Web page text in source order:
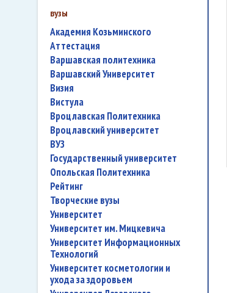
вузы
Академия Козьминского
аттестация
Варшавская политехника
Варшавский Университет
Визия
Вистула
Вроцлавская Политехника
Вроцлавский университет
ВУЗ
государственный университет
Опольская Политехника
рейтинг
творческие вузы
университет
Университет им. Мицкевича
Университет Информационных
Технологий
университет косметологии и
ухода за здоровьем